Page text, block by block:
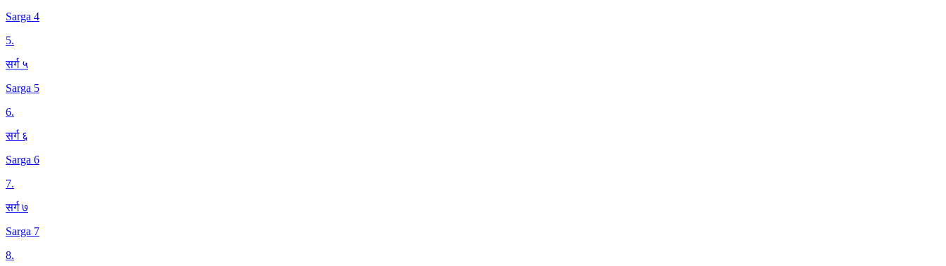
Sarga 4
5.
सर्ग ५
Sarga 5
6.
सर्ग ६
Sarga 6
7.
सर्ग ७
Sarga 7
8.